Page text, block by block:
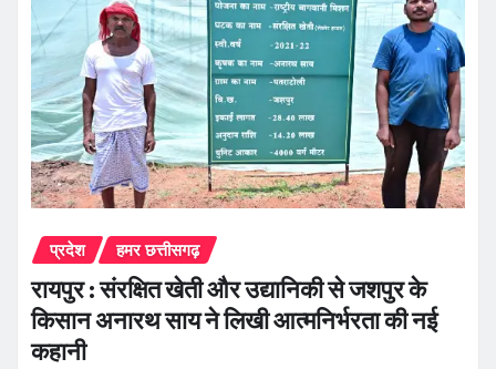
प्रदेश हमर छत्तीसगढ़
रायपुर : संरक्षित खेती और उद्यानिकी से जशपुर के
किसान अनारथ साय ने लिखी आत्मनिर्भरता की नई
कहानी